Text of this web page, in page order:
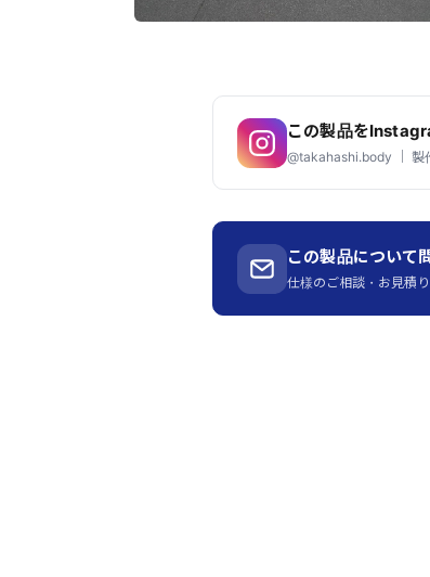
この製品を
@takahashi.body ｜ 製
この製品について
仕様のご相談・お見積